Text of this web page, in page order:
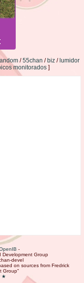
/55chan / biz / lumidor
monitorados ]
-
Group
devel
on sources from Fredrick
Group"
★